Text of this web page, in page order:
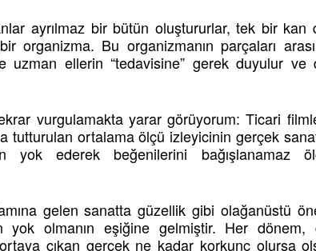
ayrılmaz bir bütün oluştururlar, tek bir kan
organizma. Bu organizmanın parçaları
uzman ellerin “tedavisine” gerek duyulur ve
vurgulamakta yarar görüyorum: Ticari
tutturulan ortalama ölçü izleyicinin gerçek
yok ederek beğenilerini bağışlanamaz
gelen sanatta güzellik gibi olağanüstü
yok olmanın eşiğine gelmiştir. Her dönem,
çıkan gerçek ne kadar korkunç olursa